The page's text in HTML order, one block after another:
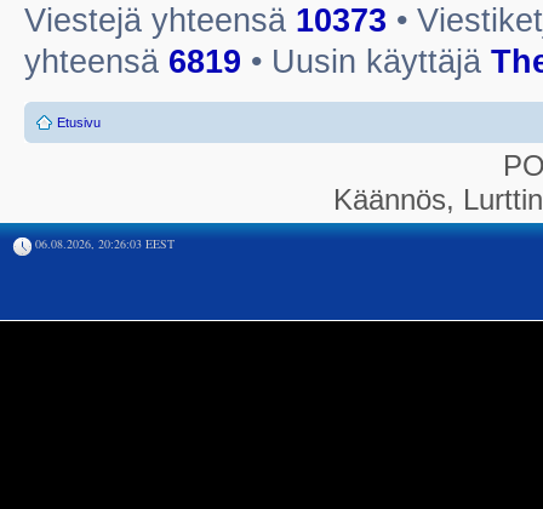
Viestejä yhteensä 10373 •
yhteensä 6819 • Uusin käyttäjä
Etusivu
Käännös,
06.08.2026, 20:26:03 EEST